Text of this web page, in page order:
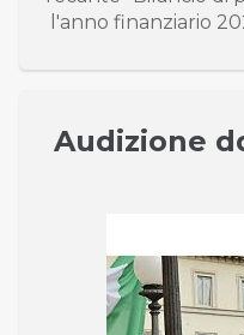
l'anno finanziario
Audizione